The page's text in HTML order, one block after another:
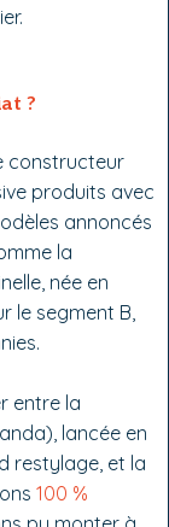
?
constructeur
produits avec
annoncés
la
née en
le segment B,
entre la
lancée en
restylage, et la
100 %